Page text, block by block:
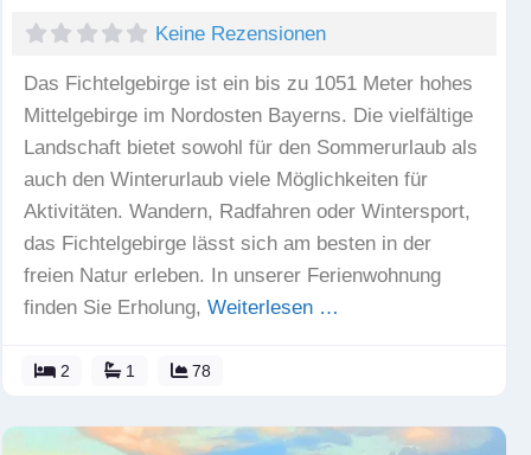
Keine Rezensionen
Das Fichtelgebirge ist ein bis zu 1051 Meter hohes
Mittelgebirge im Nordosten Bayerns. Die vielfältige
Landschaft bietet sowohl für den Sommerurlaub als
auch den Winterurlaub viele Möglichkeiten für
Aktivitäten. Wandern, Radfahren oder Wintersport,
das Fichtelgebirge lässt sich am besten in der
freien Natur erleben. In unserer Ferienwohnung
finden Sie Erholung, Weiterlesen …
2 1 78